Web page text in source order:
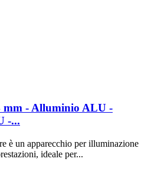
mm - Alluminio ALU -
-...
è un apparecchio per illuminazione
ideale per...